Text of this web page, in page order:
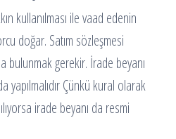
kullanılması ile vaad edenin
doğar. Satım sözleşmesi
bulunmak gerekir. İrade beyanı
yapılmalıdır Çünkü kural olarak
irade beyanı da resmi